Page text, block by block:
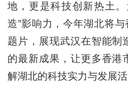
地，更是科技创新热土
造”影响力，今年湖北将
题片，展现武汉在智能制
的最新成果，让更多香港
解湖北的科技实力与发展活